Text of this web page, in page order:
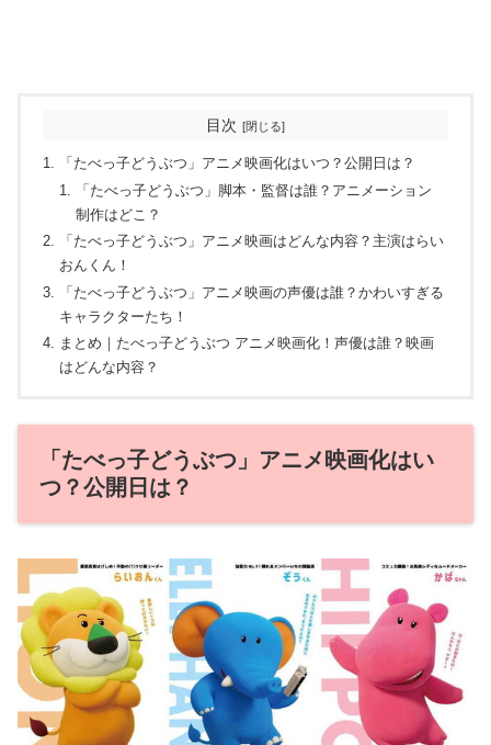
目次
「たべっ子どうぶつ」アニメ映画化はいつ？公開日は？
「たべっ子どうぶつ」脚本・監督は誰？アニメーション
制作はどこ？
「たべっ子どうぶつ」アニメ映画はどんな内容？主演はらい
おんくん！
「たべっ子どうぶつ」アニメ映画の声優は誰？かわいすぎる
キャラクターたち！
まとめ｜たべっ子どうぶつ アニメ映画化！声優は誰？映画
はどんな内容？
「たべっ子どうぶつ」アニメ映画化はい
つ？公開日は？